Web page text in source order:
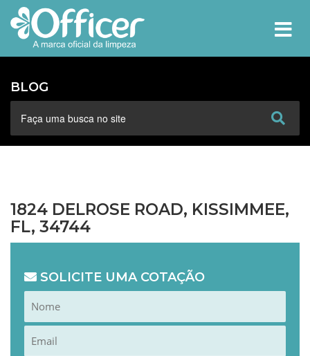
BLOG
1824 DELROSE ROAD, KISSIMMEE,
FL, 34744
SOLICITE UMA COTAÇÃO